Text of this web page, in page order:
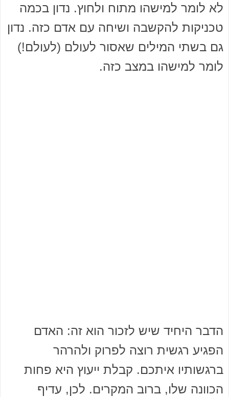
לא לומר למישהו מתוח ולחוץ. נדון בכמה
טכניקות להקשבה ושיחה עם אדם כזה. נדון
גם בשתי המילים שאסור לעולם (לעולם!)
לומר למישהו במצב כזה.
הדבר היחיד שיש לזכור הוא זה: האדם
הפגיע רגשית רוצה לפרוק ולהרהר
ברגשותיו איתכם. קבלת ייעוץ היא פחות
הכוונה שלו, ברוב המקרים. לכן, עדיף